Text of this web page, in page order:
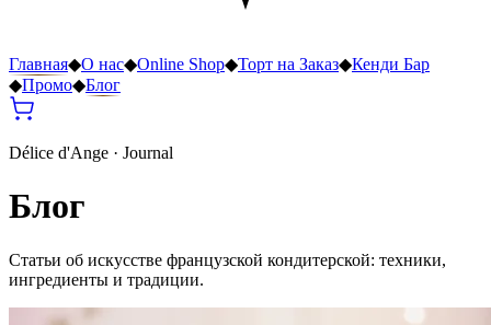
Главная◆О нас◆Online Shop◆Торт на Заказ◆Кенди Бар
◆Промо◆Блог
Délice d'Ange · Journal
Блог
Статьи об искусстве французской кондитерской: техники,
ингредиенты и традиции.